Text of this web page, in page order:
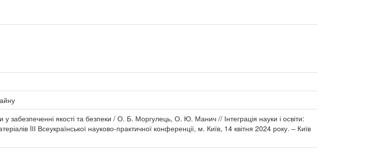
забезпеченні якості та безпеки / О. Б. Моргулець, О. Ю. Манич // Інтеграція науки і освіти:
IІІ Всеукраїнської науково-практичної конференції, м. Київ, 14 квітня 2024 року. – Київ